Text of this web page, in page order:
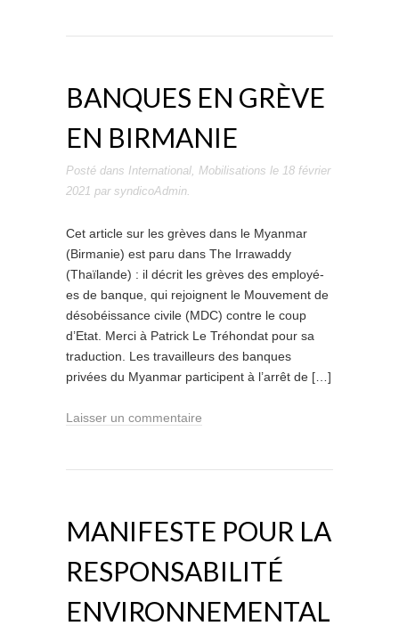
BANQUES EN GRÈVE
EN BIRMANIE
Posté dans International, Mobilisations le 18 février
2021 par syndicoAdmin.
Cet article sur les grèves dans le Myanmar
(Birmanie) est paru dans The Irrawaddy
(Thaïlande) : il décrit les grèves des employé-
es de banque, qui rejoignent le Mouvement de
désobéissance civile (MDC) contre le coup
d’Etat. Merci à Patrick Le Tréhondat pour sa
traduction. Les travailleurs des banques
privées du Myanmar participent à l’arrêt de […]
Laisser un commentaire
MANIFESTE POUR LA
RESPONSABILITÉ
ENVIRONNEMENTAL